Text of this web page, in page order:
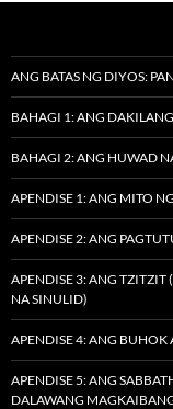
ANG BATAS NG DIYOS:
BAHAGI 1: ANG
BAHAGI 2: ANG HUWAD
APENDISE 1: ANG MITO
APENDISE 2: ANG
APENDISE 3: ANG TZITZIT
NA SINULID)
APENDISE 4: ANG BUHOK
APENDISE 5: ANG
DALAWANG